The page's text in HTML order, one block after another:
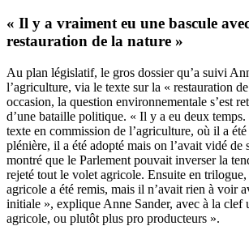
« Il y a vraiment eu une bascule
restauration de la nature »
Au plan législatif, le gros dossier qu’a suivi
l’agriculture, via le texte sur la « restauration
occasion, la question environnementale s’est
d’une bataille politique. « Il y a eu deux temps.
texte en commission de l’agriculture, où il a
plénière, il a été adopté mais on l’avait vidé de
montré que le Parlement pouvait inverser la
rejeté tout le volet agricole. Ensuite en
agricole a été remis, mais il n’avait rien à voir
initiale », explique Anne Sander, avec à la clef
agricole, ou plutôt plus pro producteurs ».